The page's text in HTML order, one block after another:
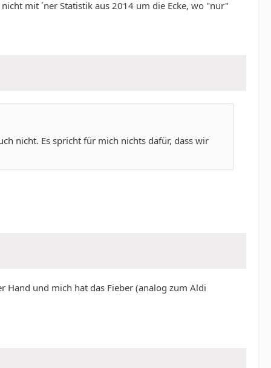
mit ´ner Statistik aus 2014 um die Ecke, wo "nur"
nicht. Es spricht für mich nichts dafür, dass wir
und mich hat das Fieber (analog zum Aldi